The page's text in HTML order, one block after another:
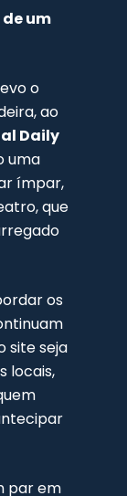
um
o
ao
Daily
uma
ímpar,
que
os
site seja
locais,
par em